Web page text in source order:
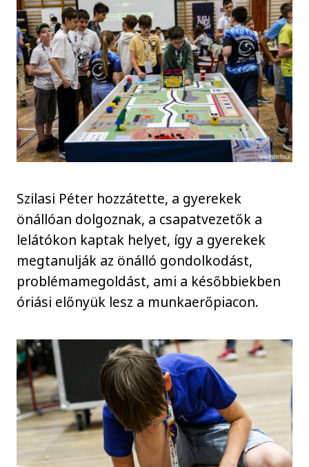
Szilasi Péter hozzátette, a gyerekek
önállóan dolgoznak, a csapatvezetők a
lelátókon kaptak helyet, így a gyerekek
megtanulják az önálló gondolkodást,
problémamegoldást, ami a későbbiekben
óriási előnyük lesz a munkaerőpiacon.